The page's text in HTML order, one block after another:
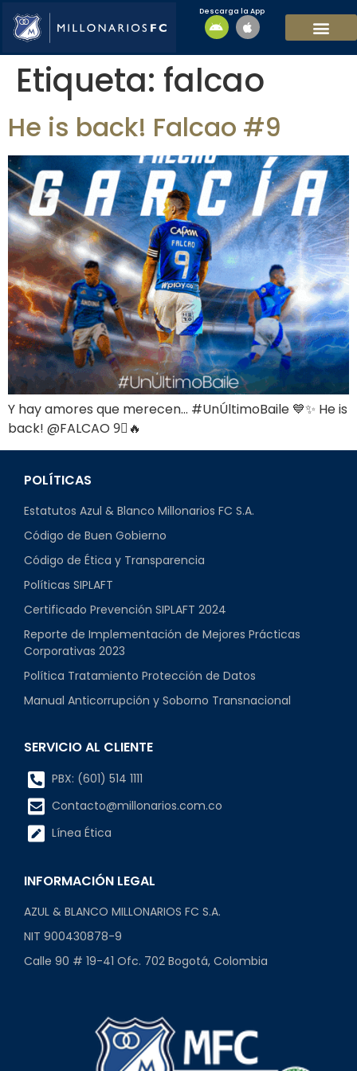
Descarga la App
Etiqueta: falcao
He is back! Falcao #9
Y hay amores que merecen… #UnÚltimoBaile 💙✨ He is
back! @FALCAO 9⃣🔥
POLÍTICAS
Estatutos Azul & Blanco Millonarios FC S.A.
Código de Buen Gobierno
Código de Ética y Transparencia
Políticas SIPLAFT
Certificado Prevención SIPLAFT 2024
Reporte de Implementación de Mejores Prácticas
Corporativas 2023
Política Tratamiento Protección de Datos
Manual Anticorrupción y Soborno Transnacional
SERVICIO AL CLIENTE
PBX: (601) 514 1111
Contacto@millonarios.com.co
Línea Ética
INFORMACIÓN LEGAL
AZUL & BLANCO MILLONARIOS FC S.A.
NIT 900430878-9
Calle 90 # 19-41 Ofc. 702 Bogotá, Colombia